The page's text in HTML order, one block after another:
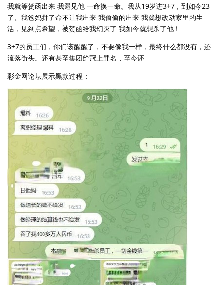
我就等贺函出来 我遇见他 一命换一命。我从19岁进3+7，到如今23
了。我爸妈拼了命不让我出来 我偷偷的出来 我就想改动家里的生
活，见到点希望，被贺函给我幻灭了 我如今就想杀了他！
3+7的员工们，你们该醒醒了，不要像我一样，最终什么都没有，还
流落街头。还有甚至集团给冠上罪名，至今还
彩金网论坛展示黑款过程：